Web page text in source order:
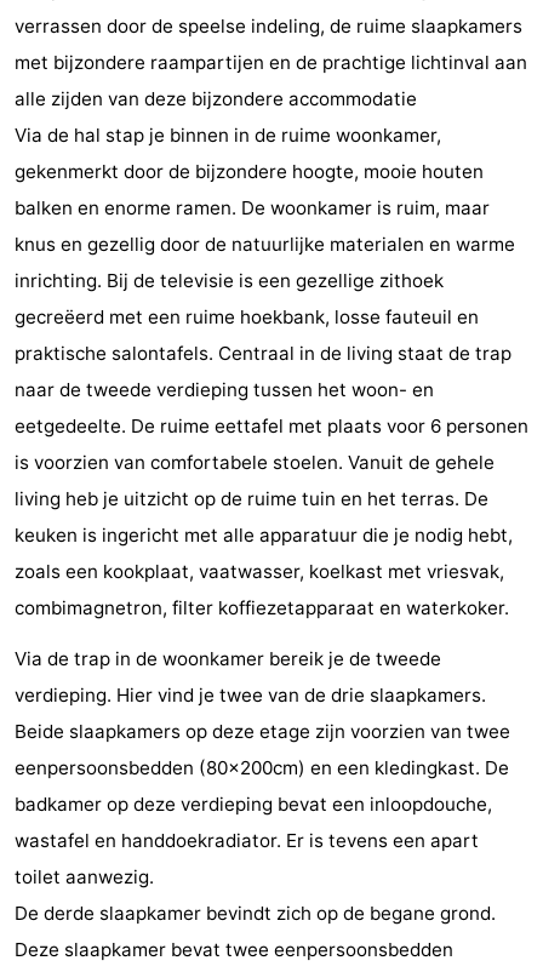
Buitenheem
-
Oase
Duinoord
-
Julianahoeve
-
Livingstone
-
Port
Greve
-
Port
Zélande
Resort
-
't
Hof
Haamstede
Schouwen
-
Schouwse
-
Haert
Wijde
-
Village
Zeeuwse
-
verrassen door de speelse indeling, de ruime slaapkamers
met bijzondere raampartijen en de prachtige lichtinval aan
alle zijden van deze bijzondere accommodatie
Via de hal stap je binnen in de ruime woonkamer,
gekenmerkt door de bijzondere hoogte, mooie houten
balken en enorme ramen. De woonkamer is ruim, maar
knus en gezellig door de natuurlijke materialen en warme
inrichting. Bij de televisie is een gezellige zithoek
gecreëerd met een ruime hoekbank, losse fauteuil en
praktische salontafels. Centraal in de living staat de trap
naar de tweede verdieping tussen het woon- en
eetgedeelte. De ruime eettafel met plaats voor 6 personen
is voorzien van comfortabele stoelen. Vanuit de gehele
living heb je uitzicht op de ruime tuin en het terras. De
keuken is ingericht met alle apparatuur die je nodig hebt,
zoals een kookplaat, vaatwasser, koelkast met vriesvak,
combimagnetron, filter koffiezetapparaat en waterkoker.
Via de trap in de woonkamer bereik je de tweede
verdieping. Hier vind je twee van de drie slaapkamers.
Beide slaapkamers op deze etage zijn voorzien van twee
eenpersoonsbedden (80x200cm) en een kledingkast. De
badkamer op deze verdieping bevat een inloopdouche,
wastafel en handdoekradiator. Er is tevens een apart
toilet aanwezig.
De derde slaapkamer bevindt zich op de begane grond.
Deze slaapkamer bevat twee eenpersoonsbedden